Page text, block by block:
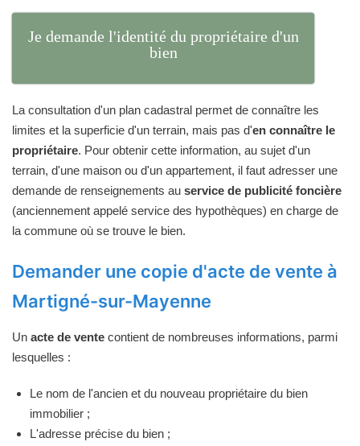
Je demande l'identité du propriétaire d'un
bien
La consultation d'un plan cadastral permet de connaître les
limites et la superficie d'un terrain, mais pas d'en connaître le
propriétaire. Pour obtenir cette information, au sujet d'un
terrain, d'une maison ou d'un appartement, il faut adresser une
demande de renseignements au service de publicité foncière
(anciennement appelé service des hypothèques) en charge de
la commune où se trouve le bien.
Demander une copie d'acte de vente à
Martigné-sur-Mayenne
Un acte de vente contient de nombreuses informations, parmi
lesquelles :
Le nom de l'ancien et du nouveau propriétaire du bien
immobilier ;
L'adresse précise du bien ;